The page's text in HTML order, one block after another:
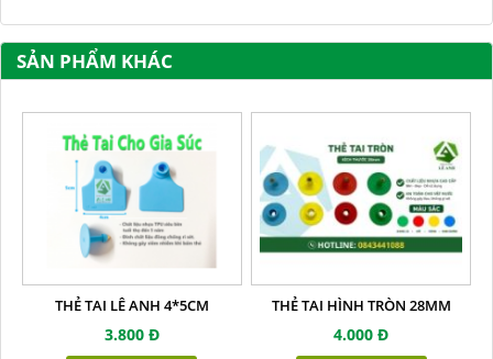
SẢN PHẨM KHÁC
THẺ TAI LÊ ANH 4*5CM
3.800 Đ
THẺ TAI HÌNH TRÒN 28MM
4.000 Đ